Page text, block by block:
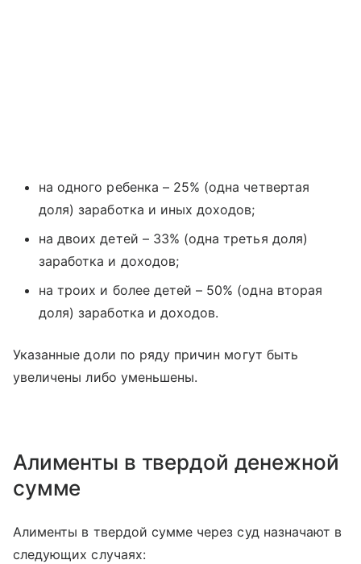
на одного ребенка – 25% (одна четвертая
доля) заработка и иных доходов;
на двоих детей – 33% (одна третья доля)
заработка и доходов;
на троих и более детей – 50% (одна вторая
доля) заработка и доходов.
Указанные доли по ряду причин могут быть
увеличены либо уменьшены.
Алименты в твердой денежной
сумме
Алименты в твердой сумме через суд назначают в
следующих случаях: